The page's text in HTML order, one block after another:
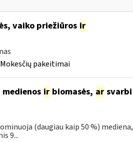
vaiko priežiūros ir
Mokesčių pakeitimai
irbiomasės, arsvarbi
(daugiau kaip 50 %) mediena,
9...